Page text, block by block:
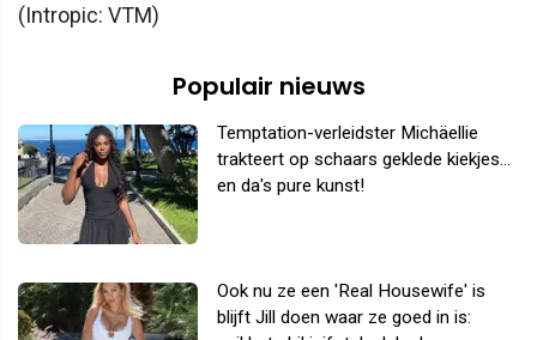
(Intropic: VTM)
Populair nieuws
Temptation-verleidster Michäellie
trakteert op schaars geklede kiekjes...
en da's pure kunst!
Ook nu ze een 'Real Housewife' is
blijft Jill doen waar ze goed in is: